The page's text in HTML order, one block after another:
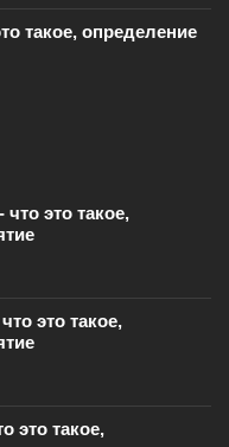
такое, определение
что это такое,
это такое,
это такое,